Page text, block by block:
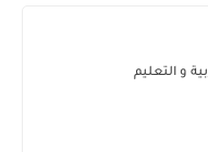
و التعليم